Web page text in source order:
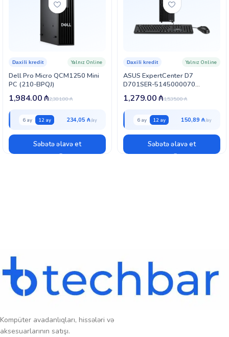
Dell Pro Micro QCM1250 Mini
PC (210-BPQJ)
Daxili kredit Yalnız Online
2,381.00₼
1,984.00₼
6 ay 12 ay 234,05 ₼
Səbətə əlavə et
ASUS ExpertCenter D7
D701SER-5145000070
90PF05N1-M006F0 Small Form
Factor
Daxili kredit Yalnız Online
1,535.00₼
1,279.00₼
6 ay 12 ay 150,89 ₼
Səbətə əlavə et
Kompüter avadanlıqları, hissələri və
aksesuarlarının satışı.